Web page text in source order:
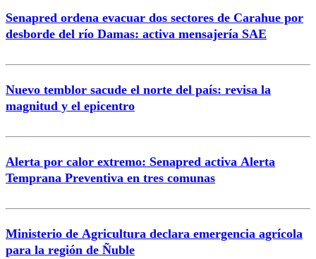
Senapred ordena evacuar dos sectores de Carahue por
desborde del río Damas: activa mensajería SAE
Nuevo temblor sacude el norte del país: revisa la
magnitud y el epicentro
Alerta por calor extremo: Senapred activa Alerta
Temprana Preventiva en tres comunas
Ministerio de Agricultura declara emergencia agrícola
para la región de Ñuble